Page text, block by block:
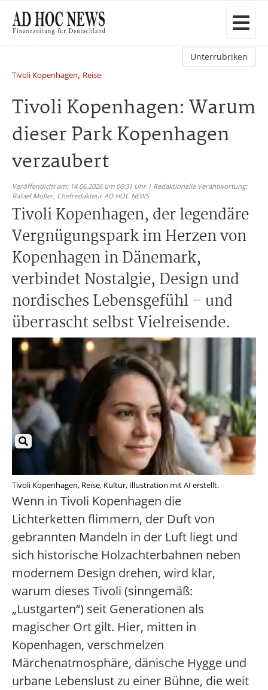
Unterrubriken
Tivoli Kopenhagen, Reise
Tivoli Kopenhagen: Warum
dieser Park Kopenhagen
verzaubert
Veröffentlicht am: 14.06.2026 um 06:31 Uhr | Redaktionelle Verantwortung:
Rafael Müller, Chefredakteur AD HOC NEWS
Tivoli Kopenhagen, der legendäre
Vergnügungspark im Herzen von
Kopenhagen in Dänemark,
verbindet Nostalgie, Design und
nordisches Lebensgefühl – und
überrascht selbst Vielreisende.
Tivoli Kopenhagen, Reise, Kultur, Illustration mit AI erstellt.
Wenn in Tivoli Kopenhagen die
Lichterketten flimmern, der Duft von
gebrannten Mandeln in der Luft liegt und
sich historische Holzachterbahnen neben
modernem Design drehen, wird klar,
warum dieses Tivoli (sinngemäß:
„Lustgarten“) seit Generationen als
magischer Ort gilt. Hier, mitten in
Kopenhagen, verschmelzen
Märchenatmosphäre, dänische Hygge und
urbane Lebenslust zu einer Bühne, die weit